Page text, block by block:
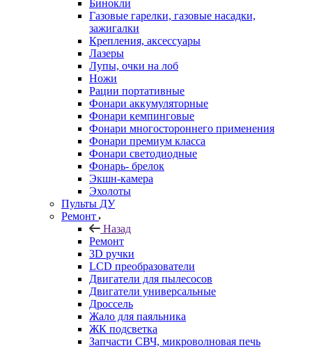
Бинокли
Газовые гарелки, газовые насадки,
зажигалки
Крепления, аксессуары
Лазеры
Лупы, очки на лоб
Ножи
Рации портативные
Фонари аккумуляторные
Фонари кемпинговые
Фонари многостороннего применения
Фонари премиум класса
Фонари светодиодные
Фонарь- брелок
Экшн-камера
Эхолоты
Пульты ДУ
Ремонт
Назад
Ремонт
3D ручки
LCD преобразователи
Двигатели для пылесосов
Двигатели универсальные
Дроссель
Жало для паяльника
ЖК подсветка
Запчасти СВЧ, микроволновая печь